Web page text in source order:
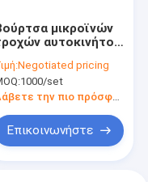
μικροϊνών
αυτοκινήτου
κοντή / μακριά
Negotiated pricing
1000/set
Λάβετε την πιο πρόσφατη τιμή
Επικοινωνήστε